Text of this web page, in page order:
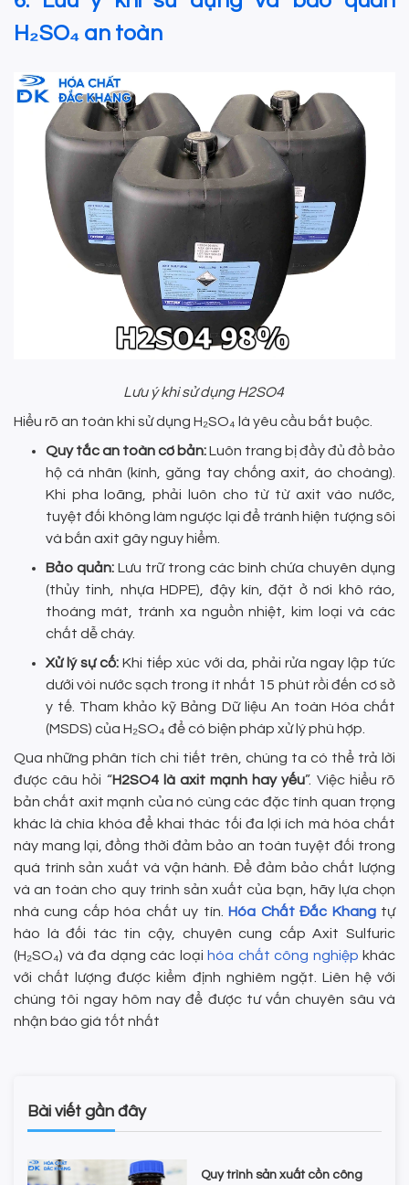
H₂SO₄ an toàn
Lưu ý khi sử dụng H2SO4
Hiểu rõ an toàn khi sử dụng H₂SO₄ là yêu cầu bắt buộc.
Quy tắc an toàn cơ bản:Luôn trang bị đầy đủ đồ bảo
hộ cá nhân (kính, găng tay chống axit, áo choàng).
Khi pha loãng, phải luôn cho từ từ axit vào nước,
tuyệt đối không làm ngược lại để tránh hiện tượng sôi
và bắn axit gây nguy hiểm.
Bảo quản: Lưu trữ trong các bình chứa chuyên dụng
(thủy tinh, nhựa HDPE), đậy kín, đặt ở nơi khô ráo,
thoáng mát, tránh xa nguồn nhiệt, kim loại và các
chất dễ cháy.
Xử lý sự cố:Khi tiếp xúc với da, phải rửa ngay lập tức
dưới vòi nước sạch trong ít nhất 15 phút rồi đến cơ sở
y tế. Tham khảo kỹ Bảng Dữ liệu An toàn Hóa chất
(MSDS) của H₂SO₄ để có biện pháp xử lý phù hợp.
Qua những phân tích chi tiết trên, chúng ta có thể trả lời
được câu hỏi “H2SO4 là axit mạnh hay yếu”. Việc hiểu rõ
bản chất axit mạnh của nó cùng các đặc tính quan trọng
khác là chìa khóa để khai thác tối đa lợi ích mà hóa chất
này mang lại, đồng thời đảm bảo an toàn tuyệt đối trong
quá trình sản xuất và vận hành. Để đảm bảo chất lượng
và an toàn cho quy trình sản xuất của bạn, hãy lựa chọn
nhà cung cấp hóa chất uy tín. Hóa Chất Đắc Khangtự
hào là đối tác tin cậy, chuyên cung cấp Axit Sulfuric
(H₂SO₄) và đa dạng các loại hóa chất công nghiệp khác
với chất lượng được kiểm định nghiêm ngặt. Liên hệ với
chúng tôi ngay hôm nay để được tư vấn chuyên sâu và
nhận báo giá tốt nhất
Bài viết gần đây
Quy trình sản xuất cồn công